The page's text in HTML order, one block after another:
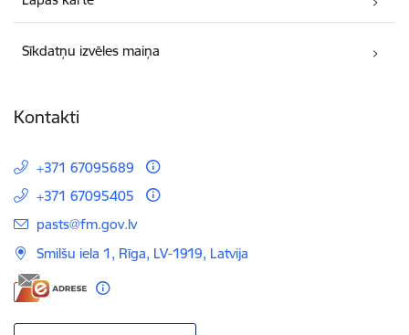
Sīkdatņu izvēles maiņa
Kontakti
+371 67095689
+371 67095405
E-pasts:
pasts@fm.gov.lv
Smilšu iela 1, Rīga, LV-1919, Latvija